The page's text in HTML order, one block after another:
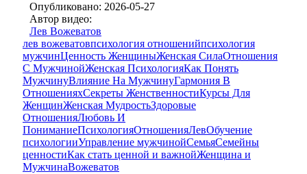
Опубликовано: 2026-05-27
Автор видео:
Лев Вожеватов
лев вожеватовпсихология отношенийпсихология
мужчинЦенность ЖенщиныЖенская СилаОтношения
С МужчинойЖенская ПсихологияКак Понять
МужчинуВлияние На МужчинуГармония В
ОтношенияхСекреты ЖенственностиКурсы Для
ЖенщинЖенская МудростьЗдоровые
ОтношенияЛюбовь И
ПониманиеПсихологияОтношенияЛевОбучение
психологииУправление мужчинойСемьяСемейны
ценностиКак стать ценной и важнойЖенщина и
МужчинаВожеватов